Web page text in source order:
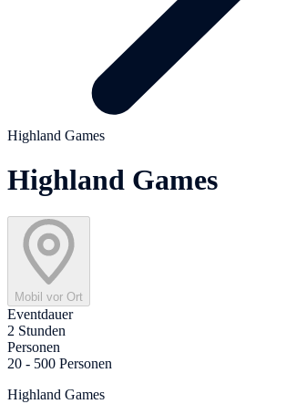
Highland Games
Highland Games
Mobil vor Ort
Eventdauer
2 Stunden
Personen
20 - 500 Personen
Highland Games